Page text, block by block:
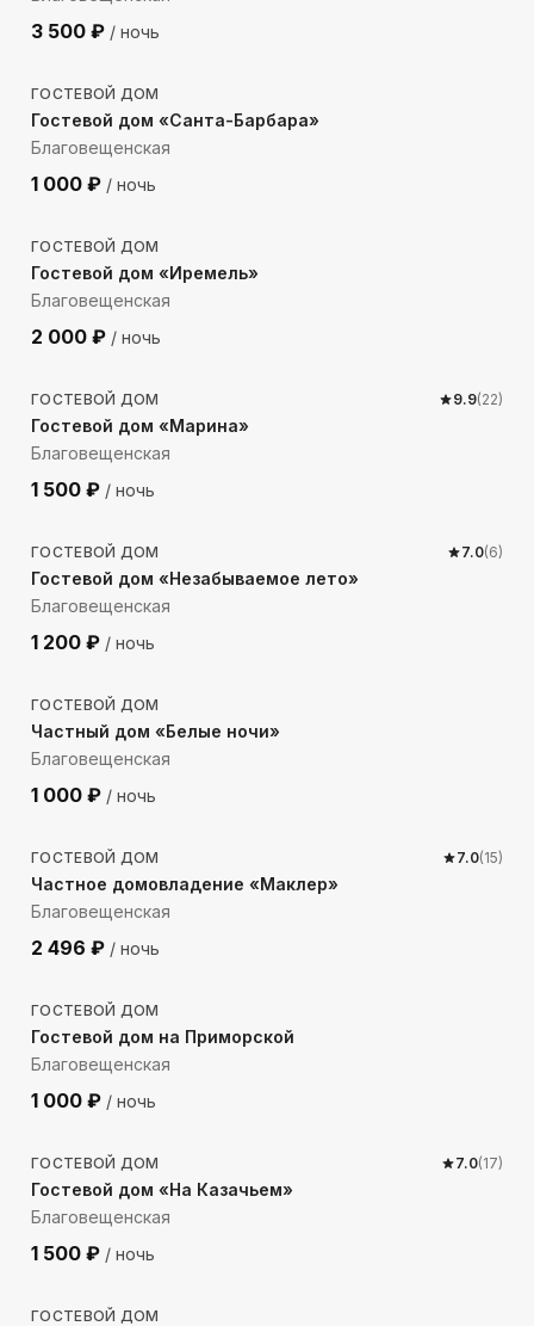
3 500 ₽ / ночь
1263 м до моря
ГОСТЕВОЙ ДОМ
Гостевой дом «Санта-Барбара»
Благовещенская
1 000 ₽ / ночь
902 м до моря
ГОСТЕВОЙ ДОМ
Гостевой дом «Иремель»
Благовещенская
2 000 ₽ / ночь
1763 м до моря
ГОСТЕВОЙ ДОМ 9.9(22)
Гостевой дом «Марина»
Благовещенская
1 500 ₽ / ночь
1703 м до моря
ГОСТЕВОЙ ДОМ 7.0(6)
Гостевой дом «Незабываемое лето»
Благовещенская
1 200 ₽ / ночь
1623 м до моря
ГОСТЕВОЙ ДОМ
Частный дом «Белые ночи»
Благовещенская
1 000 ₽ / ночь
1890 м до моря
ГОСТЕВОЙ ДОМ 7.0(15)
Частное домовладение «Маклер»
Благовещенская
2 496 ₽ / ночь
1301м до моря
ГОСТЕВОЙ ДОМ
Гостевой дом на Приморской
Благовещенская
1 000 ₽ / ночь
1264 м до моря
ГОСТЕВОЙ ДОМ 7.0(17)
Гостевой дом «На Казачьем»
Благовещенская
1 500 ₽ / ночь
1356 м до моря
ГОСТЕВОЙ ДОМ